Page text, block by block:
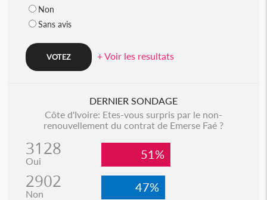
Non
Sans avis
+ Voir les resultats
DERNIER SONDAGE
Côte d'Ivoire: Etes-vous surpris par le non-
renouvellement du contrat de Emerse Faé ?
3128
Oui 51%
2902
Non 47%